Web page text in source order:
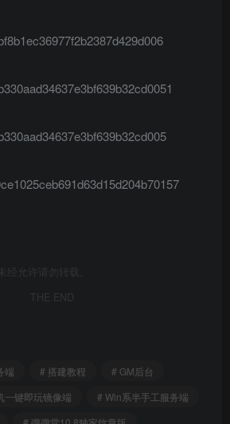
经允许请勿转载。
THE END
端 # 搭建教程
# GM后台
一键即玩镜像端
# Win系半手工服务端